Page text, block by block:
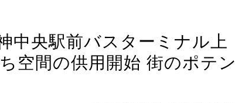
中央駅前バスターミナル上
空間の供用開始 街のポテン